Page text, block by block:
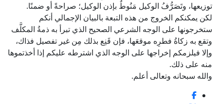
توزيعها، وتَصَرُّفُ الوكيل مَنُوطٌ بإذن الوكيل؛ صراحةً أو ضمنًا.
لكن يمكنكم الخروج من هذه التبعة بالبيان الإجمالي أنكم
ستخرجونها على الوجه الشرعي الصحيح الذي تبرأ به ذمةُ المكلَّف
وتقع به زكاةُ فطرِه موقعَها، فإن قَنِع بذلك مِن غير تفصيل فذاك،
وإلا فيلزمكم إخراجها على الوجه الذي اشترطه عليكم إذا أخذتموها
منه على ذلك.
والله سبحانه وتعالى أعلم.